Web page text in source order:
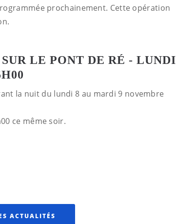
prochainement. Cette opération
LE PONT DE RÉ - LUNDI
la nuit du lundi 8 au mardi 9 novembre
ce même soir.
ACTUALITÉS